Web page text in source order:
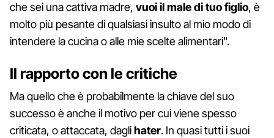
che sei una cattiva madre, vuoi il male di tuo figlio, è
molto più pesante di qualsiasi insulto al mio modo di
intendere la cucina o alle mie scelte alimentari".
Il rapporto con le critiche
Ma quello che è probabilmente la chiave del suo
successo è anche il motivo per cui viene spesso
criticata, o attaccata, daglihater. In quasi tutti i suoi